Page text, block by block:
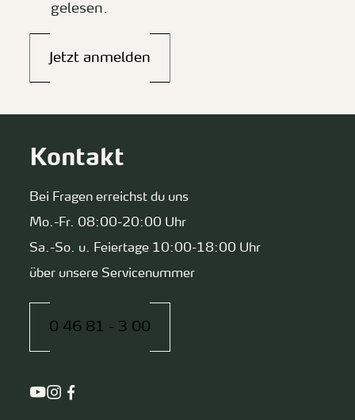
gelesen.
Jetzt anmelden
Kontakt
Bei Fragen erreichst du uns
Mo.-Fr. 08:00-20:00 Uhr
Sa.-So. u. Feiertage 10:00-18:00 Uhr
über unsere Servicenummer
0 46 81 - 3 00